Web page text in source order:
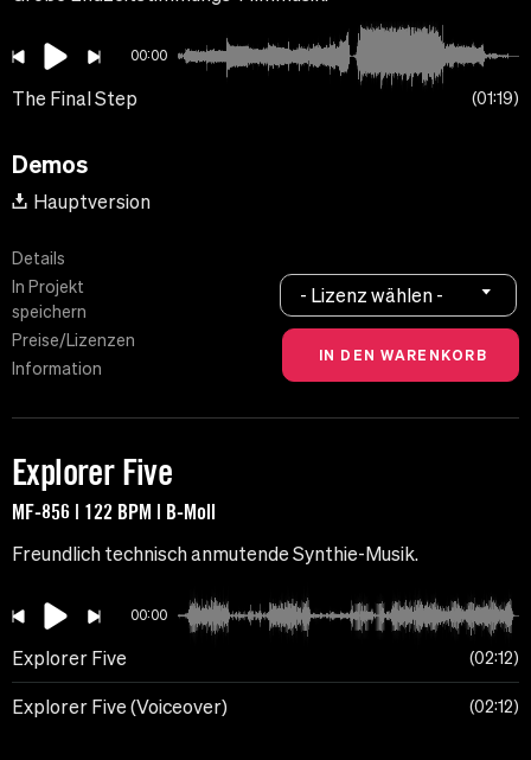
00:00
The Final Step 01:19
Demos
Hauptversion
Details
In Projekt
speichern
Preise/Lizenzen
Information
- Lizenz wählen -
Explorer Five
MF-856 | 122 BPM | B-Moll
Freundlich technisch anmutende Synthie-Musik.
00:00
Explorer Five 02:12
Explorer Five (Voiceover) 02:12